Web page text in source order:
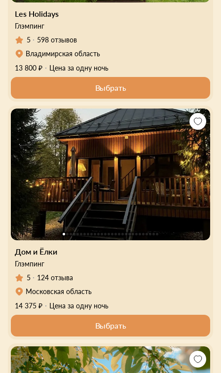
Les Holidays
Глэмпинг
5
598 отзывов
Владимирская область
13 800 ₽
Цена за одну ночь
Выбрать
Дом и Ёлки
Глэмпинг
5
124 отзыва
Московская область
14 375 ₽
Цена за одну ночь
Выбрать